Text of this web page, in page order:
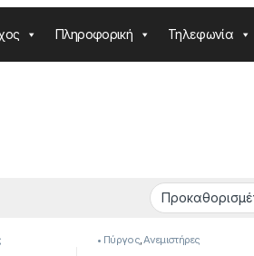
Πληροφορική Τηλεφωνία
• Πύργος, Ανεμιστήρες